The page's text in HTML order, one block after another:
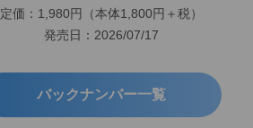
定価：1,980円（本体1,800円＋税）
発売日：2026/07/17
バックナンバー一覧